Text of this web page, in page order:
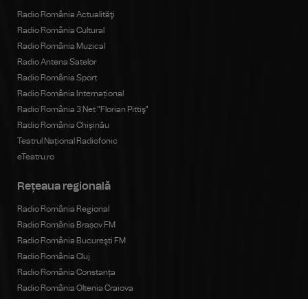
Radio România Actualităţi
Radio România Cultural
Radio România Muzical
Radio Antena Satelor
Radio România Sport
Radio România Internațional
Radio România 3 Net "Florian Pittiş"
Radio România Chișinău
Teatrul Național Radiofonic
eTeatru.ro
Rețeaua regională
Radio România Regional
Radio România Brașov FM
Radio România Bucureşti FM
Radio România Cluj
Radio România Constanța
Radio România Oltenia Craiova